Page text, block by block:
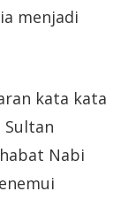
menjadi
kata kata
Nabi